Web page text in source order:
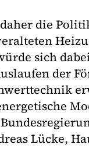
die
sich
der
Lücke,